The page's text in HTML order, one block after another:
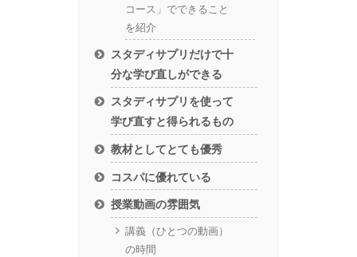
コース」でできること
を紹介
スタディサプリだけで十
分な学び直しができる
スタディサプリを使って
学び直すと得られるもの
教材としてとても優秀
コスパに優れている
授業動画の雰囲気
講義（ひとつの動画）
の時間